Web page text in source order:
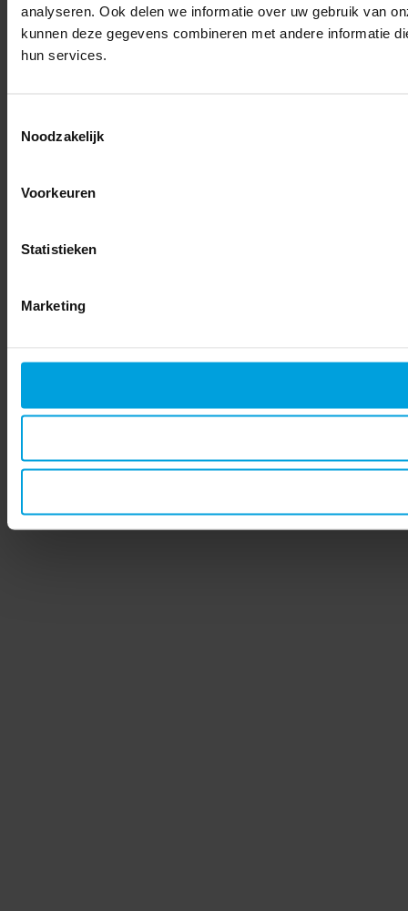
analyseren. Ook delen we informatie over uw gebruik van
kunnen deze gegevens combineren met andere informatie
hun services.
Noodzakelijk
Voorkeuren
Statistieken
Marketing